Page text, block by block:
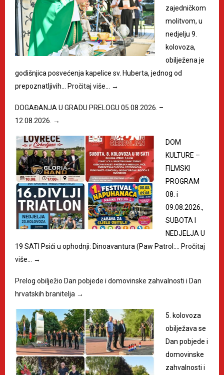
zajedničkom
molitvom, u
nedjelju 9.
kolovoza,
obilježena je
godišnjica posvećenja kapelice sv. Huberta, jednog od
prepoznatljivih…
Pročitaj više… →
DOGAĐANJA U GRADU PRELOGU 05.08.2026. –
12.08.2026. →
DOM
KULTURE –
FILMSKI
PROGRAM
08. i
09.08.2026.,
SUBOTA I
NEDJELJA U
19 SATI Psići u ophodnji: Dinoavantura (Paw Patrol:…
Pročitaj
više…
→
Prelog obilježio Dan pobjede i domovinske zahvalnosti i Dan
hrvatskih branitelja →
5. kolovoza
obilježava se
Dan pobjede i
domovinske
zahvalnosti i